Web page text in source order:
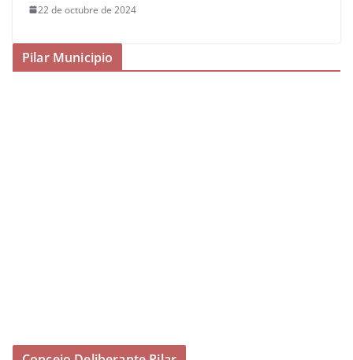
22 de octubre de 2024
Pilar Municipio